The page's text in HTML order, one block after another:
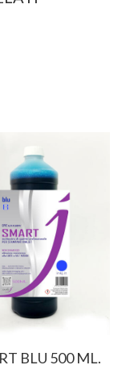
BLU 500 ML.